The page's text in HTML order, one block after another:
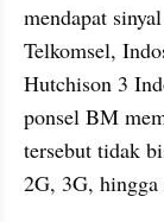
mendapat
Telkomsel,
Hutchison 3
ponsel BM
tersebut tidak
2G, 3G,